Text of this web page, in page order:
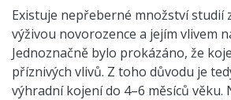
Existuje nepřeberné množství studií
výživou novorozence a jejím vlivem
Jednoznačně bylo prokázáno, že
příznivých vlivů. Z toho důvodu je
výhradní kojení do 4–6 měsíců věku.